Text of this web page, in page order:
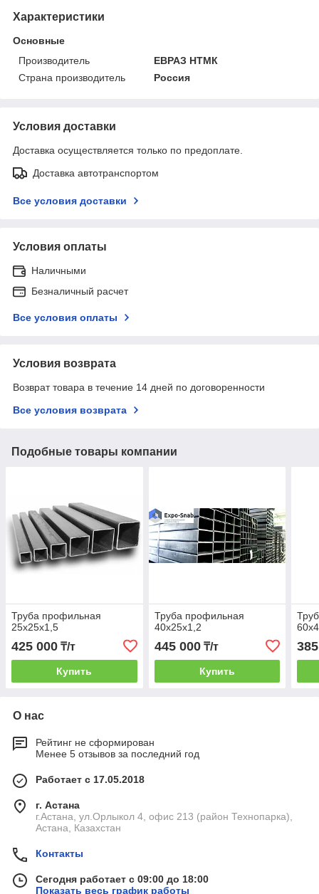
Характеристики
Основные
Производитель
ЕВРАЗ НТМК
Страна производитель
Россия
Условия доставки
Доставка осуществляется только по предоплате.
Доставка автотранспортом
Все условия доставки
Условия оплаты
Наличными
Безналичный расчет
Все условия оплаты
Условия возврата
Возврат товара в течение 14 дней по договоренности
Все условия возврата
Подобные товары компании
Труба профильная
25х25х1,5
425 000 ₸/т
Купить
Труба профильная
40х25х1,2
445 000₸/т
Купить
О нас
Рейтинг не сформирован
Менее 5 отзывов за последний год
Работает с 17.05.2018
г. Астана
г.Астана, ул.Орлыкол 4, офис 213 (район Технопарка),
Астана, Казахстан
Контакты
Сегодня работает с 09:00 до 18:00
Показать весь график работы